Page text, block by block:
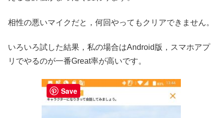
相性の悪いマイクだと，何回やってもクリアできません。
いろいろ試した結果，私の場合はAndroid版，スマホアプ
リでやるのが一番Great率が高いです。
Save